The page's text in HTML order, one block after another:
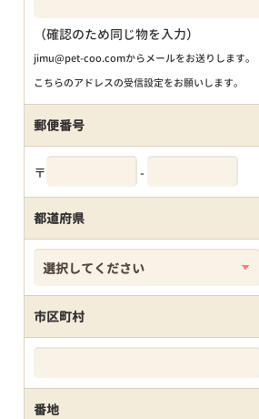
（確認のため同じ物を入力）
jimu@pet-coo.comからメールをお送りします。
こちらのアドレスの受信設定をお願いします。
郵便番号
〒 -
都道府県
市区町村
番地